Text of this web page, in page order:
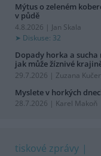
Mýtus o zeleném
v půdě
4.8.2026 | Jan Skala
Diskuse: 32
Dopady horka a
jak může žíznivé
29.7.2026 | Zuzana
Myslete v horkých
28.7.2026 | Karel Makoň
tiskové zprávy